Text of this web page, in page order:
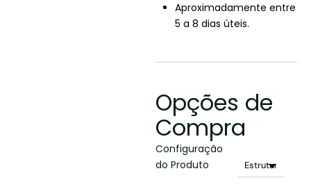
Aproximadamente entre
5 a 8 dias úteis.
Opções de
Compra
Configuração
do Produto